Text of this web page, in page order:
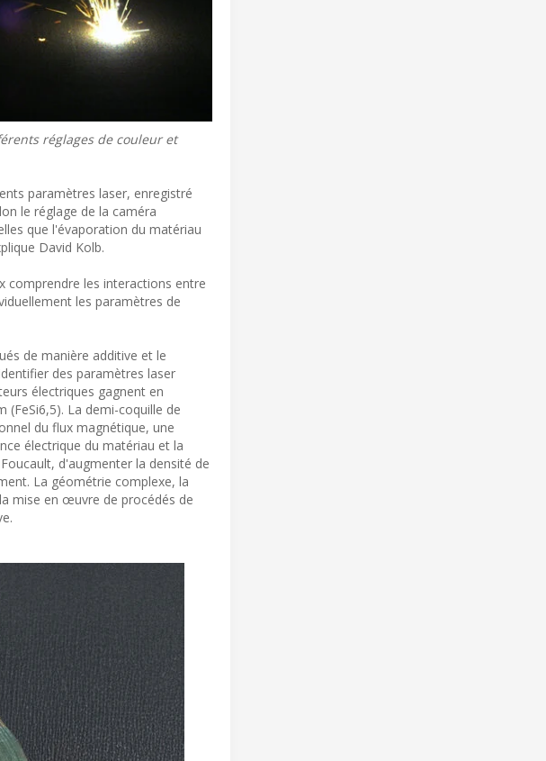
réglages de couleur et
paramètres laser, enregistré
le réglage de la caméra
que l'évaporation du matériau
David Kolb.
comprendre les interactions entre
les paramètres de
de manière additive et le
des paramètres laser
électriques gagnent en
La demi-coquille de
du flux magnétique, une
électrique du matériau et la
d'augmenter la densité de
La géométrie complexe, la
mise en œuvre de procédés de